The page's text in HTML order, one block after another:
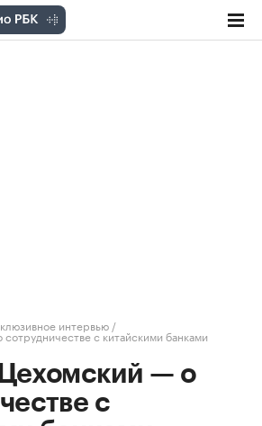
интервью /
с китайскими банками
— о
с